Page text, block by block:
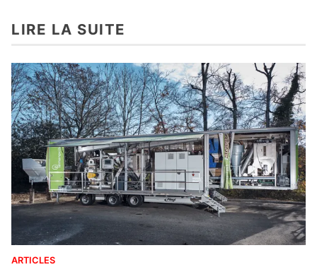
LIRE LA SUITE
ARTICLES